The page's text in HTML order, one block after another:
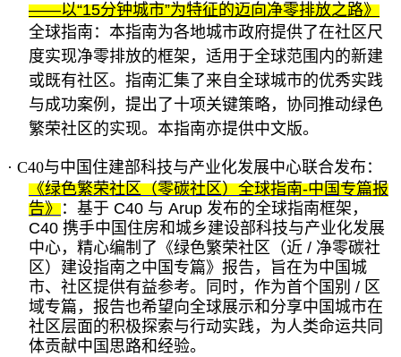
——以“15分钟城市”为特征的迈向净零排放之路》
全球指南：本指南为各地城市政府提供了在社区尺
度实现净零排放的框架，适用于全球范围内的新建
或既有社区。指南汇集了来自全球城市的优秀实践
与成功案例，提出了十项关键策略，协同推动绿色
繁荣社区的实现。本指南亦提供中文版。
· C40与中国住建部科技与产业化发展中心联合发布：
《绿色繁荣社区（零碳社区）全球指南-中国专篇报
告》：基于 C40 与 Arup 发布的全球指南框架，
C40 携手中国住房和城乡建设部科技与产业化发展
中心，精心编制了 《绿色繁荣社区（近 / 净零碳社
区）建设指南之中国专篇》 报告，旨在为中国城
市、社区提供有益参考。同时，作为首个国别 / 区
域专篇，报告也希望向全球展示和分享中国城市在
社区层面的积极探索与行动实践，为人类命运共同
体贡献中国思路和经验。